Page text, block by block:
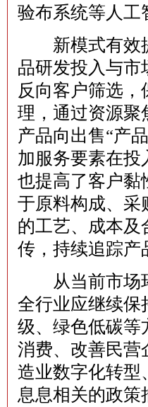
验布系统等人工
新模式有效提
品研发投入与市
反向客户筛选
理，通过资源聚
产品向出售“产
加服务要素在投
也提高了客户黏
于原料构成、采
的工艺、成本及
传，持续追踪产
从当前市场环
全行业应继续保
级、绿色低碳等
消费、改善民营
造业数字化转型
息息相关的政策